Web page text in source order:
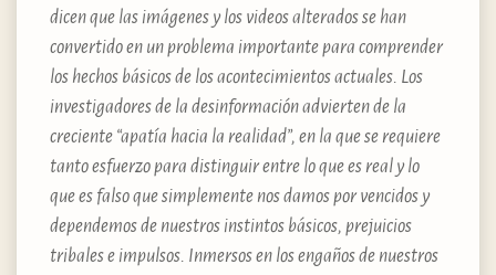
dicen que las imágenes y los videos alterados se han
convertido en un problema importante para comprender
los hechos básicos de los acontecimientos actuales. Los
investigadores de la desinformación advierten de la
creciente “apatía hacia la realidad”, en la que se requiere
tanto esfuerzo para distinguir entre lo que es real y lo
que es falso que simplemente nos damos por vencidos y
dependemos de nuestros instintos básicos, prejuicios
tribales e impulsos. Inmersos en los engaños de nuestros